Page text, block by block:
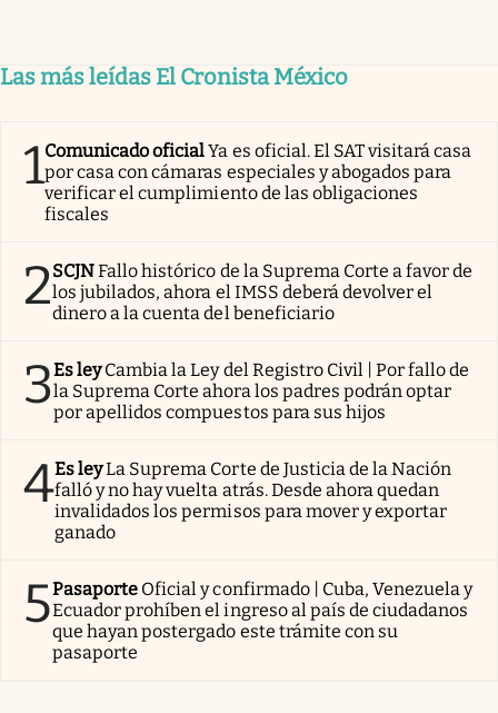
Las más leídas El Cronista México
1Comunicado oficialYa es oficial. El SAT visitará casa
por casa con cámaras especiales y abogados para
verificar el cumplimiento de las obligaciones
fiscales
2SCJNFallo histórico de la Suprema Corte a favor de
los jubilados, ahora el IMSS deberá devolver el
dinero a la cuenta del beneficiario
3Es ley Cambia la Ley del Registro Civil | Por fallo de
la Suprema Corte ahora los padres podrán optar
por apellidos compuestos para sus hijos
4Es leyLa Suprema Corte de Justicia de la Nación
falló y no hay vuelta atrás. Desde ahora quedan
invalidados los permisos para mover y exportar
ganado
5Pasaporte Oficial y confirmado | Cuba, Venezuela y
Ecuador prohíben el ingreso al país de ciudadanos
que hayan postergado este trámite con su
pasaporte